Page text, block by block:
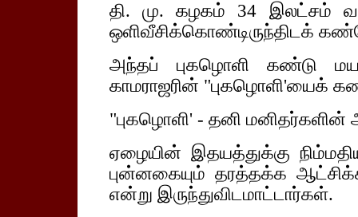
தி. மு. கழகம் 34 இலட்சம்
ஒளிவீசிக்கொண்டிருந்திடக்
அந்தப் புகழொளி கண்டு
காமராஜரின் "புகழொளி'யைக்
"புகழொளி' - தனி
ஏழையின் இதயத்துக்கு
புன்னகையும் தரத்தக்க
என்று இருந்துவிடமாட்டார்கள்.